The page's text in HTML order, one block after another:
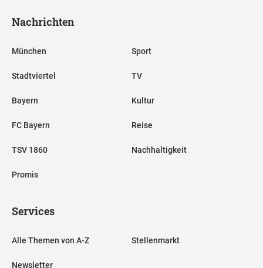
Nachrichten
München
Stadtviertel
Bayern
FC Bayern
TSV 1860
Promis
Sport
TV
Kultur
Reise
Nachhaltigkeit
Services
Alle Themen von A-Z
Newsletter
Stellenmarkt